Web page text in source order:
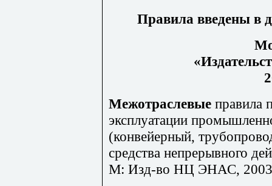
Правила введены в
Межотраслевые правила
эксплуатации
(конвейерный,
средства непрерывного
М: Изд-во НЦ ЭНАС,